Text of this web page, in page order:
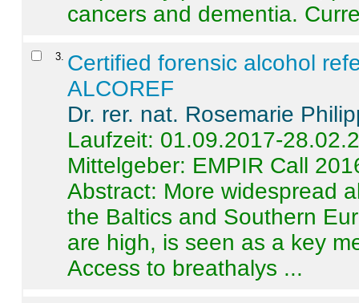
cancers and dementia.
3 Certified forensic alcohol
ALCOREF
Dr. rer. nat. Rosemarie
Laufzeit: 01.09.2017-
Mittelgeber: EMPIR Call
Abstract: More widespread
the Baltics and Southern
are high, is seen as a key
Access to breathalys ...